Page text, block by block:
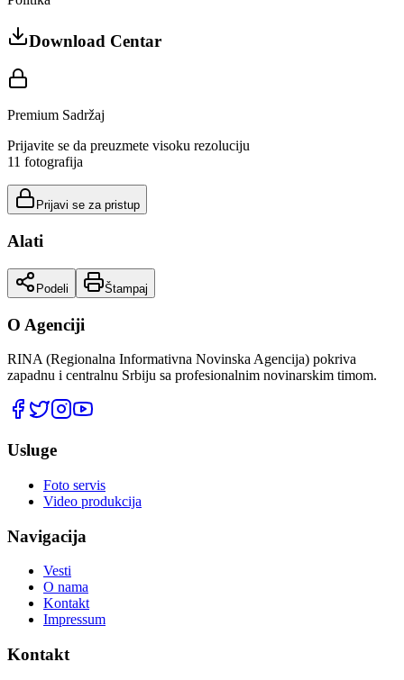
Download Centar
Premium Sadržaj
Prijavite se da preuzmete visoku rezoluciju
11 fotografija
Prijavi se za pristup
Alati
Podeli Štampaj
O Agenciji
RINA (Regionalna Informativna Novinska Agencija) pokriva
zapadnu i centralnu Srbiju sa profesionalnim novinarskim timom.
Usluge
Foto servis
Video produkcija
Navigacija
Vesti
O nama
Kontakt
Impressum
Kontakt